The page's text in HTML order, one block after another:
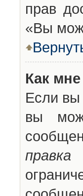
прав
«Вы
Как
Если вы
вы
правка